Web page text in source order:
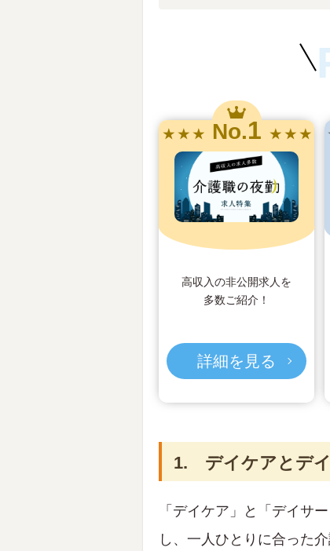
★ ★ ★ No.1 ★ ★ ★
高収入の非公開求人を
多数ご紹介！
詳細を見る
1. デイケアとデ
「デイケア」と「デイサ
し、一人ひとりに合った